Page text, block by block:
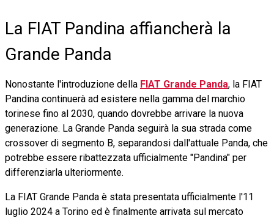
La FIAT Pandina affiancherà la
Grande Panda
Nonostante l'introduzione della FIAT Grande Panda, la FIAT
Pandina continuerà ad esistere nella gamma del marchio
torinese fino al 2030, quando dovrebbe arrivare la nuova
generazione. La Grande Panda seguirà la sua strada come
crossover di segmento B, separandosi dall'attuale Panda, che
potrebbe essere ribattezzata ufficialmente "Pandina" per
differenziarla ulteriormente.
La FIAT Grande Panda è stata presentata ufficialmente l'11
luglio 2024 a Torino ed è finalmente arrivata sul mercato